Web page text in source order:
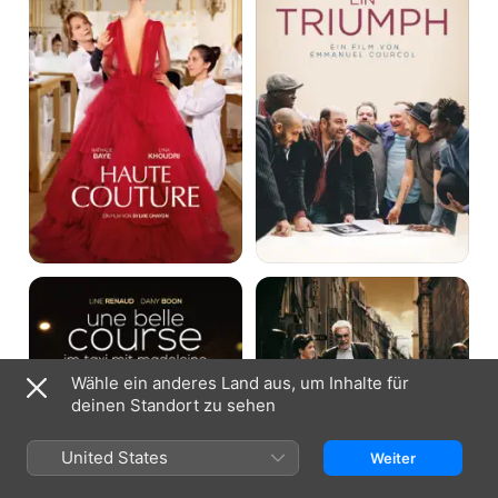
Schönheit
der
Geste
Im
mit
Madeleine
Monsieur
Ibrahim
und
Blumen
des
Koran
Wähle ein anderes Land aus, um Inhalte für
deinen Standort zu sehen
United States Weiter